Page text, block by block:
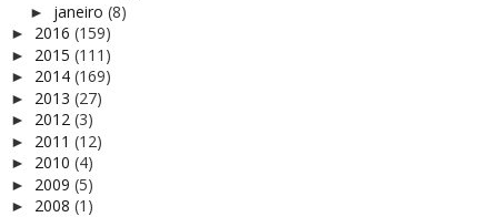
► janeiro (8)
► 2016 (159)
► 2015 (111)
► 2014 (169)
► 2013 (27)
► 2012 (3)
► 2011 (12)
► 2010 (4)
► 2009 (5)
► 2008 (1)